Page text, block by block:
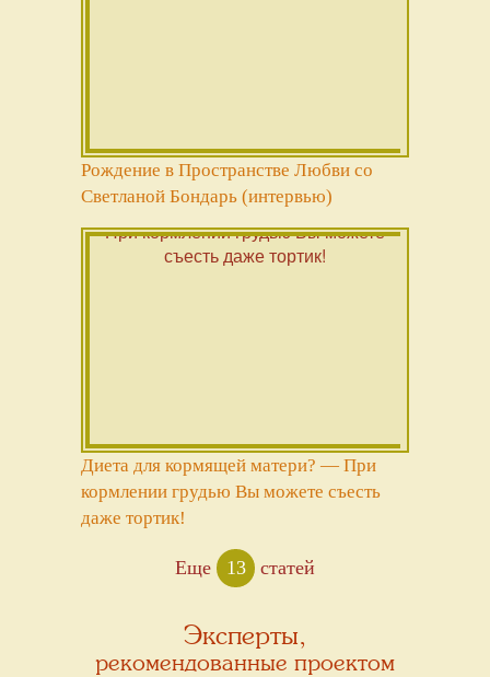
Рождение в Пространстве Любви со
Светланой Бондарь (интервью)
Диета для кормящей матери? — При
кормлении грудью Вы можете съесть
даже тортик!
Еще 13 статей
Эксперты,
рекомендованные проектом